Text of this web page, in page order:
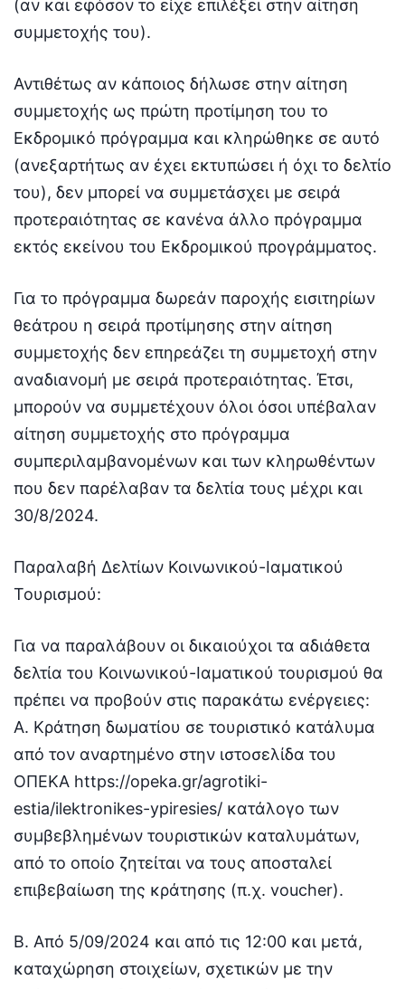
(αν και εφόσον το είχε επιλέξει στην αίτηση
συμμετοχής του).
Αντιθέτως αν κάποιος δήλωσε στην αίτηση
συμμετοχής ως πρώτη προτίμηση του το
Εκδρομικό πρόγραμμα και κληρώθηκε σε αυτό
(ανεξαρτήτως αν έχει εκτυπώσει ή όχι το δελτίο
του), δεν μπορεί να συμμετάσχει με σειρά
προτεραιότητας σε κανένα άλλο πρόγραμμα
εκτός εκείνου του Εκδρομικού προγράμματος.
Για το πρόγραμμα δωρεάν παροχής εισιτηρίων
θεάτρου η σειρά προτίμησης στην αίτηση
συμμετοχής δεν επηρεάζει τη συμμετοχή στην
αναδιανομή με σειρά προτεραιότητας. Έτσι,
μπορούν να συμμετέχουν όλοι όσοι υπέβαλαν
αίτηση συμμετοχής στο πρόγραμμα
συμπεριλαμβανομένων και των κληρωθέντων
που δεν παρέλαβαν τα δελτία τους μέχρι και
30/8/2024.
Παραλαβή Δελτίων Κοινωνικού-Ιαματικού
Τουρισμού:
Για να παραλάβουν οι δικαιούχοι τα αδιάθετα
δελτία του Κοινωνικού-Ιαματικού τουρισμού θα
πρέπει να προβούν στις παρακάτω ενέργειες:
Α. Κράτηση δωματίου σε τουριστικό κατάλυμα
από τον αναρτημένο στην ιστοσελίδα του
ΟΠΕΚΑ https://opeka.gr/agrotiki-
estia/ilektronikes-ypiresies/ κατάλογο των
συμβεβλημένων τουριστικών καταλυμάτων,
από το οποίο ζητείται να τους αποσταλεί
επιβεβαίωση της κράτησης (π.χ. voucher).
Β. Από 5/09/2024 και από τις 12:00 και μετά,
καταχώρηση στοιχείων, σχετικών με την